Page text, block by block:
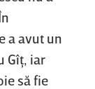
a avut un
Gîţ, iar
să fie